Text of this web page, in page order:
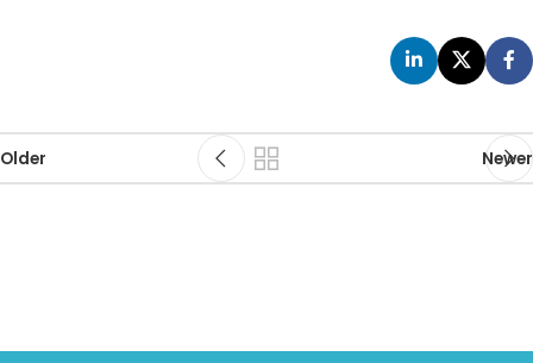
Newer
Older